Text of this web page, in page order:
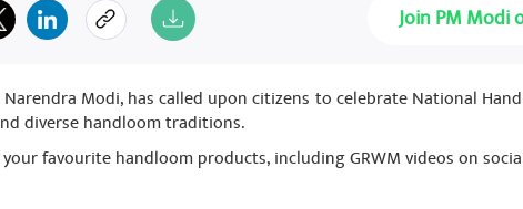
Join PM Modi
Modi, has called upon citizens to celebrate National
diverse handloom traditions.
favourite handloom products, including GRWM videos on